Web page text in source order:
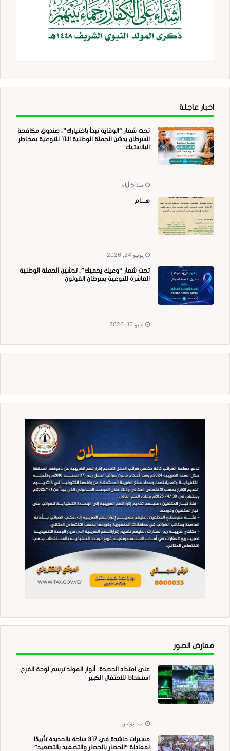
اخبار عاجلة
تحت شعار “الوقاية تبدأ باختيارك”.. صندوق مكافحة
السرطان يدشن الحملة الوطنية الـ11 للتوعية بمخاطر
البلاستيك
منذ 5 أيام
هــــام
يونيو 24, 2026
تحت شعار “وعيك يحميك”.. تدشين الحملة الوطنية
العاشرة للتوعية بسرطان القولون
مايو 16, 2026
معارض الصور
على امتداد الحديدة.. أنوار المولد ترسم لوحة الفرح
استعدادا للاحتفال الكبير
منذ يومين
مسيرات حاشدة في 317 ساحة بالحديدة تأييدًا
لمعادلة “الحصار بالحصار والتصعيد بالتصعيد”